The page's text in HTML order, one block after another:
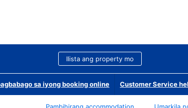
Ilista ang property mo
sa iyong booking online Customer Service